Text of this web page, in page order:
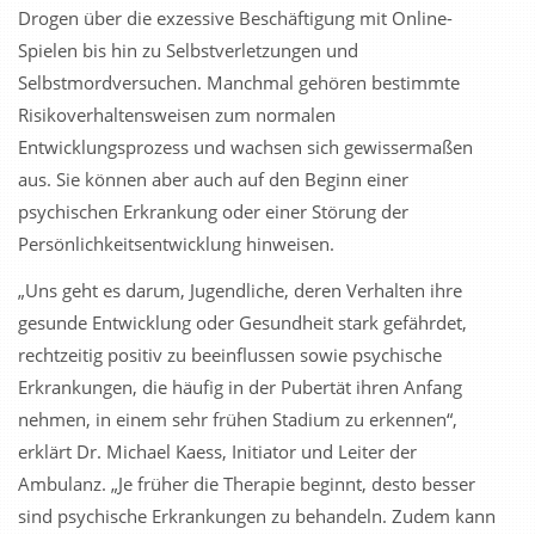
Drogen über die exzessive Beschäftigung mit Online-
Spielen bis hin zu Selbst­verletzungen und
Selbstmordversuchen. Manchmal gehören bestimmte
Risikoverhaltensweisen zum normalen
Entwicklungsprozess und wachsen sich gewissermaßen
aus. Sie können aber auch auf den Beginn einer
psychischen Erkrankung oder einer Störung der
Persönlichkeits­entwicklung hinweisen.
„Uns geht es darum, Jugendliche, deren Verhalten ihre
gesunde Entwicklung oder Gesundheit stark gefährdet,
rechtzeitig positiv zu beeinflussen sowie psychische
Erkrankungen, die häufig in der Pubertät ihren Anfang
nehmen, in einem sehr frühen Stadium zu erkennen“,
erklärt Dr. Michael Kaess, Initiator und Leiter der
Ambulanz. „Je früher die Therapie beginnt, desto besser
sind psychische Erkrankungen zu behandeln. Zudem kann